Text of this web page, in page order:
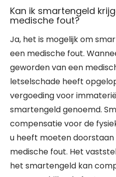
Kan ik smartengeld
medische fout?
Ja, het is mogelijk om
een medische fout.
geworden van een
letselschade heeft
vergoeding voor
smartengeld genoemd.
compensatie voor de
u heeft moeten doorstaan
medische fout. Het
het smartengeld kan